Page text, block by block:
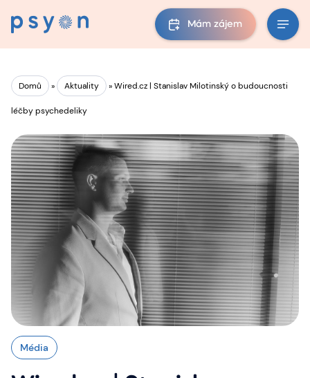
Mám zájem
Domů » Aktuality »Wired.cz | Stanislav Milotinský o budoucnosti
léčby psychedeliky
Média